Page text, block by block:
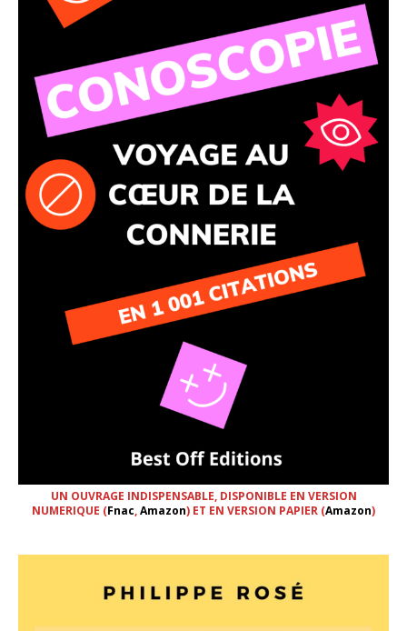
UN OUVRAGE INDISPENSABLE, DISPONIBLE EN VERSION
NUMERIQUE (Fnac,Amazon) ET EN VERSION PAPIER (Amazon)